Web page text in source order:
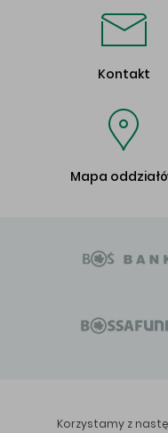
Kontakt
Mapa
Korzystamy z